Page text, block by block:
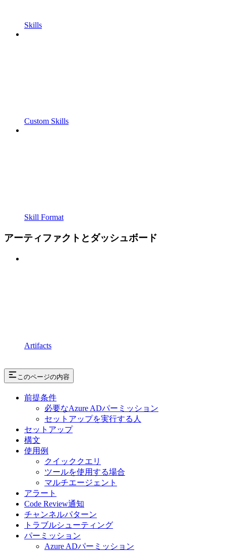
Skills
Custom Skills
Skill Format
アーティファクトとダッシュボード
Artifacts
このページの内容
前提条件
必要なAzure ADパーミッション
セットアップを実行する人
セットアップ
構文
使用例
クイッククエリ
ツールを使用する場合
マルチエージェント
アラート
Code Review通知
チャンネルパターン
トラブルシューティング
パーミッション
Azure ADパーミッション